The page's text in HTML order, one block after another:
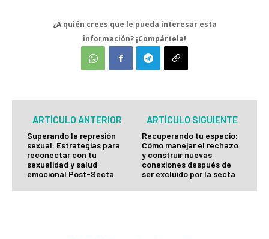
¿A quién crees que le pueda interesar esta
información? ¡Compártela!
ARTÍCULO ANTERIOR
Superando la represión
sexual: Estrategias para
reconectar con tu
sexualidad y salud
emocional Post-Secta
ARTÍCULO SIGUIENTE
Recuperando tu espacio:
Cómo manejar el rechazo
y construir nuevas
conexiones después de
ser excluido por la secta